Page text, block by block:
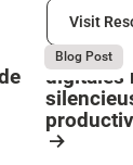
Visit
Visit
August 4,
Blog Post
digitales